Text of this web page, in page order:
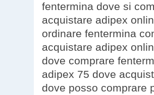
fentermina dove si
acquistare adipex
ordinare fentermina
acquistare adipex
dove comprare
adipex 75 dove
dove posso comprare